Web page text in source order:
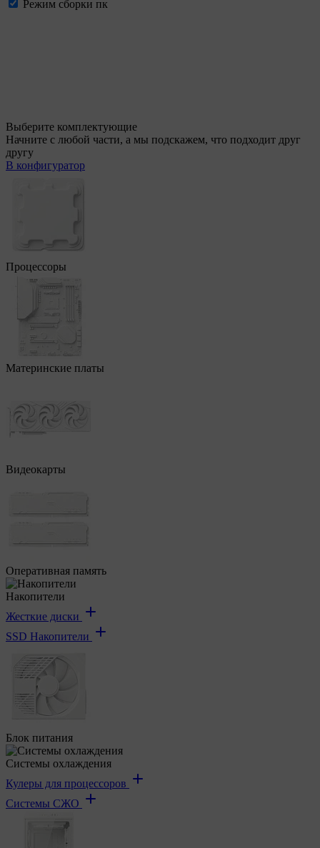
Режим сборки пк
Выберите комплектующие
Начните с любой части, а мы подскажем, что подходит друг
другу
В конфигуратор
Процессоры
Материнские платы
Видеокарты
Оперативная память
Накопители
Жесткие диски
SSD Накопители
Блок питания
Системы охлаждения
Кулеры для процессоров
Системы СЖО